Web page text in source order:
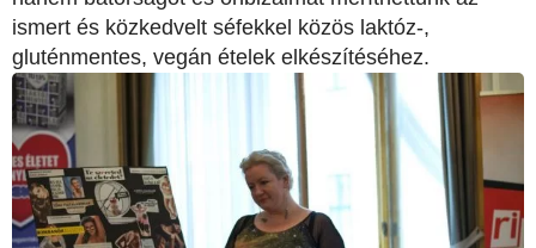
ismert és közkedvelt séfekkel közös laktóz-,
gluténmentes, vegán ételek elkészítéséhez.